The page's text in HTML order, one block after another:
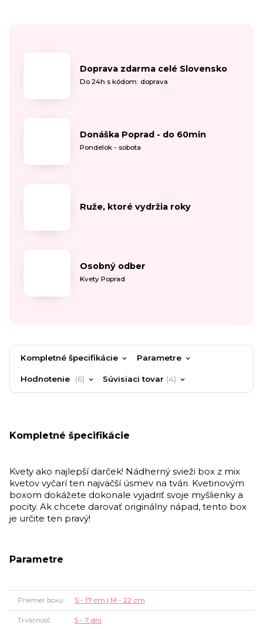
Doprava zdarma celé Slovensko
Do 24h s kódom: doprava
Donáška Poprad - do 60min
Pondelok - sobota
Ruže, ktoré vydržia roky
Osobný odber
Kvety Poprad
Kompletné špecifikácie Parametre
Hodnotenie 6 Súvisiaci tovar 4
Kompletné špecifikácie
Kvety ako najlepší darček! Nádherný svieži box z mix
kvetov vyčarí ten najväčší úsmev na tvári. Kvetinovým
boxom dokážete dokonale vyjadriť svoje myšlienky a
pocity. Ak chcete darovať originálny nápad, tento box
je určite ten pravý!
Parametre
Priemer boxu S - 17 cm | M - 22 cm
Trvácnosť 5 - 7 dní